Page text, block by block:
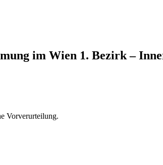
im Wien 1. Bezirk –
Vorverurteilung.